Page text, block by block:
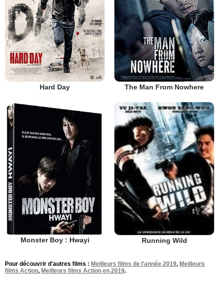
Hard Day The Man From Nowhere
Monster Boy : Hwayi Running Wild
Pour découvrir d'autres films : Meilleurs films de l'année 2019, Meilleurs
films Action, Meilleurs films Action en 2019.